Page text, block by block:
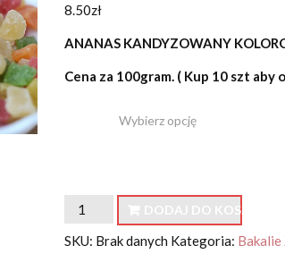
8.50zł
ANANAS KANDYZOWANY
Cena za 100gram. ( Kup 10 szt aby
ilość
DODAJ DO KOSZYKA
SKU: Brak danych Kategoria: Bakalie